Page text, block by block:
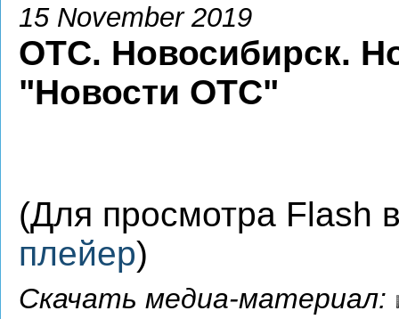
15 November 2019
ОТС. Новосибирск.
"Новости ОТС"
(Для просмотра Flash
плейер)
Скачать медиа-материал: